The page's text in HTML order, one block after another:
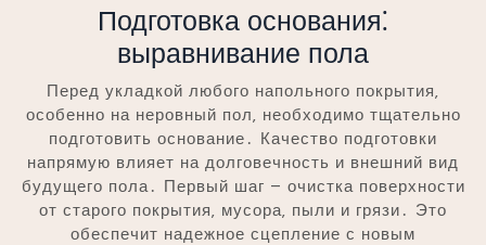
Подготовка основания⁚
выравнивание пола
Перед укладкой любого напольного покрытия‚
особенно на неровный пол‚ необходимо тщательно
подготовить основание․ Качество подготовки
напрямую влияет на долговечность и внешний вид
будущего пола․ Первый шаг – очистка поверхности
от старого покрытия‚ мусора‚ пыли и грязи․ Это
обеспечит надежное сцепление с новым